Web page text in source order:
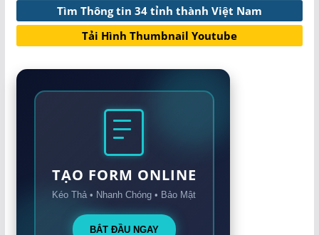
Tìm Thông tin 34 tỉnh thành Việt Nam
Tải Hình Thumbnail Youtube
TẠO FORM ONLINE
Kéo Thả • Nhanh Chóng • Bảo Mật
BẮT ĐẦU NGAY